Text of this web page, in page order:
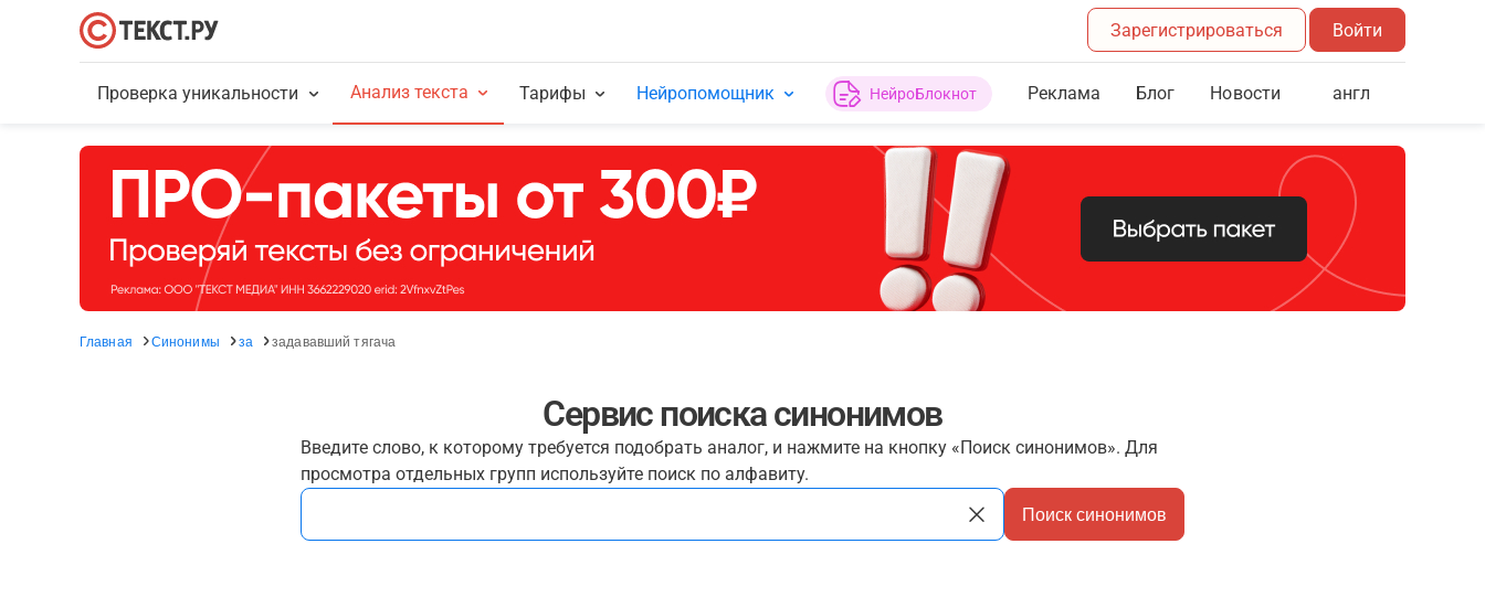
Зарегистрироваться Войти
Проверка уникальности Анализ текста Тарифы Нейропомощник НейроБлокнот Реклама Блог Новости англ
Главная Синонимы за задававший тягача
Сервис поиска синонимов
Введите слово, к которому требуется подобрать аналог, и нажмите на кнопку «Поиск синонимов». Для
просмотра отдельных групп используйте поиск по алфавиту.
Поиск синонимов